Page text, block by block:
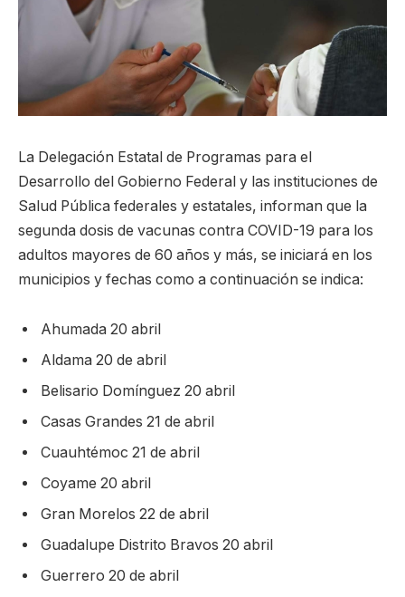
La Delegación Estatal de Programas para el
Desarrollo del Gobierno Federal y las instituciones de
Salud Pública federales y estatales, informan que la
segunda dosis de vacunas contra COVID-19 para los
adultos mayores de 60 años y más, se iniciará en los
municipios y fechas como a continuación se indica:
Ahumada 20 abril
Aldama 20 de abril
Belisario Domínguez 20 abril
Casas Grandes 21 de abril
Cuauhtémoc 21 de abril
Coyame 20 abril
Gran Morelos 22 de abril
Guadalupe Distrito Bravos 20 abril
Guerrero 20 de abril